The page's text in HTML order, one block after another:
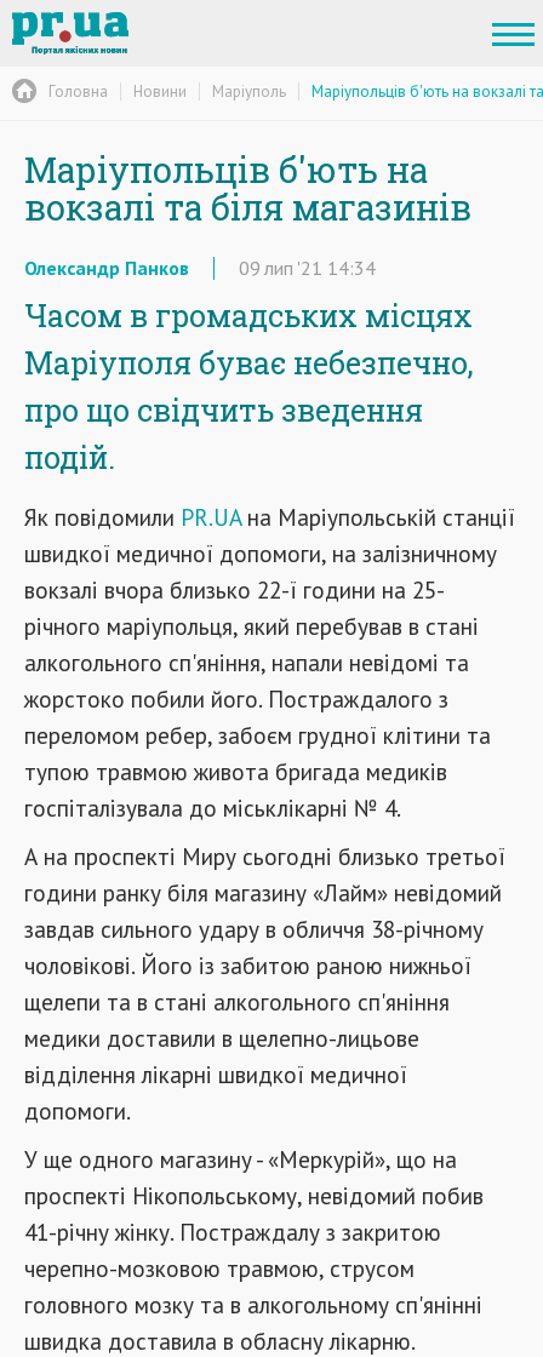
Головна Новини Маріуполь Маріупольців б'ють на вокзалі
Маріупольців б'ють на
вокзалі та біля магазинів
Олександр Панков 09 лип '21 14:34
Часом в громадських місцях
Маріуполя буває небезпечно,
про що свідчить зведення
подій.
Як повідомили PR.UAна Маріупольській станції
швидкої медичної допомоги, на залізничному
вокзалі вчора близько 22-ї години на 25-
річного маріупольця, який перебував в стані
алкогольного сп'яніння, напали невідомі та
жорстоко побили його. Постраждалого з
переломом ребер, забоєм грудної клітини та
тупою травмою живота бригада медиків
госпіталізувала до міськлікарні № 4.
А на проспекті Миру сьогодні близько третьої
години ранку біля магазину «Лайм» невідомий
завдав сильного удару в обличчя 38-річному
чоловікові. Його із забитою раною нижньої
щелепи та в стані алкогольного сп'яніння
медики доставили в щелепно-лицьове
відділення лікарні швидкої медичної
допомоги.
У ще одного магазину - «Меркурій», що на
проспекті Нікопольському, невідомий побив
41-річну жінку. Постраждалу з закритою
черепно-мозковою травмою, струсом
головного мозку та в алкогольному сп'янінні
швидка доставила в обласну лікарню.